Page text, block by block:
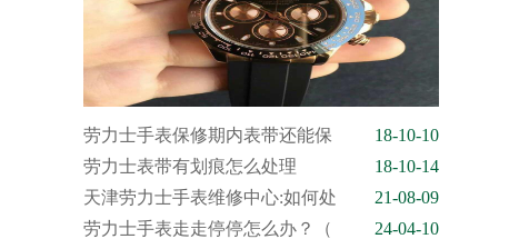
劳力士手表保修期内表带还能保
18-10-10
劳力士表带有划痕怎么处理
18-10-14
天津劳力士手表维修中心:如何处
21-08-09
劳力士手表走走停停怎么办？（
24-04-10